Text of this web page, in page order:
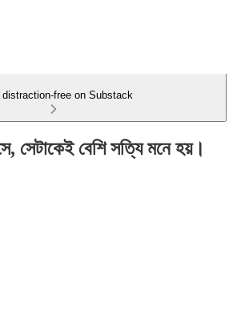
distraction-free on Substack
সেটাকেই বেশি সত্যি মনে হয়।